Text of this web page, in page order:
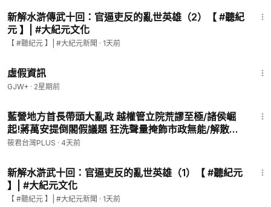
新解水滸傳武十回：官逼吏反的亂世英雄（2）【 #聽紀
元 】| #大紀元文化
【 #聽紀元 】| #大紀元新聞 · 1天前
虛假資訊
GJW+ · 2星期前
藍營地方首長帶頭大亂政 越權管立院荒謬至極/諸侯崛
起!蔣萬安提倒閣假議題 狂洗聲量掩飾市政無能/解散統
促黨 倒閣關你什麼事?劉世芳出重拳 徐佳青嗆爆蔣/披政
筱君台灣PLUS · 4天前
新解水滸武十回：官逼吏反的亂世英雄（1）【 #聽紀元
】| #大紀元文化
【 #聽紀元 】| #大紀元新聞 · 1天前